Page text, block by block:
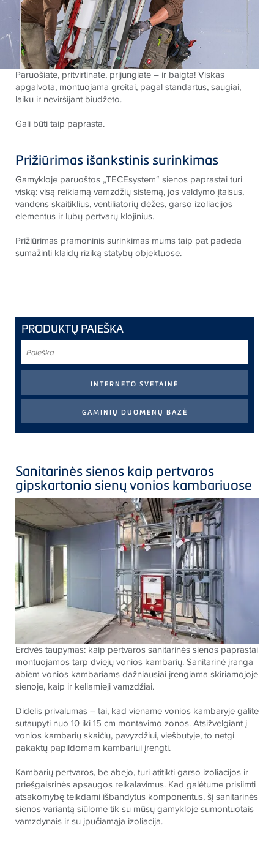
Paruošiate, pritvirtinate, prijungiate – ir baigta! Viskas
apgalvota, montuojama greitai, pagal standartus, saugiai,
laiku ir neviršijant biudžeto.
Gali būti taip paprasta.
Prižiūrimas išankstinis surinkimas
Gamykloje paruoštos „TECEsystem“ sienos paprastai turi
viską: visą reikiamą vamzdžių sistemą, jos valdymo įtaisus,
vandens skaitiklius, ventiliatorių dėžes, garso izoliacijos
elementus ir lubų pertvarų klojinius.
Prižiūrimas pramoninis surinkimas mums taip pat padeda
sumažinti klaidų riziką statybų objektuose.
PRODUKTŲ PAIEŠKA
Sanitarinės sienos kaip pertvaros
gipskartonio sienų vonios kambariuose
Erdvės taupymas: kaip pertvaros sanitarinės sienos paprastai
montuojamos tarp dviejų vonios kambarių. Sanitarinė įranga
abiem vonios kambariams dažniausiai įrengiama skiriamojoje
sienoje, kaip ir keliamieji vamzdžiai.
Didelis privalumas – tai, kad viename vonios kambaryje galite
sutaupyti nuo 10 iki 15 cm montavimo zonos. Atsižvelgiant į
vonios kambarių skaičių, pavyzdžiui, viešbutyje, to netgi
pakaktų papildomam kambariui įrengti.
Kambarių pertvaros, be abejo, turi atitikti garso izoliacijos ir
priešgaisrinės apsaugos reikalavimus. Kad galėtume prisiimti
atsakomybę teikdami išbandytus komponentus, šį sanitarinės
sienos variantą siūlome tik su mūsų gamykloje sumontuotais
vamzdynais ir su įpučiamąja izoliacija.